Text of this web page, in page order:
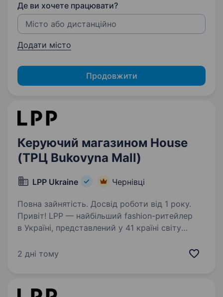
Де ви хочете працювати?
Додати місто
Продовжити
Керуючий магазином House
(ТРЦ Bukovyna Mall)
LPP Ukraine Чернівці
Повна зайнятість. Досвід роботи від 1 року.
Привіт! LPP — найбільший fashion-ритейлер
в Україні, представлений у 41 країні світу
House, Mohito та Sinsay. В Україні
2 дні тому